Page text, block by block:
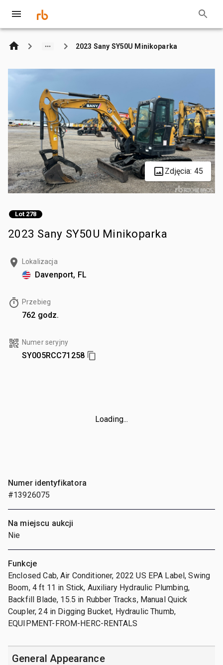
2023 Sany SY50U Minikoparka
Zdjęcia: 45
Lot 278
2023 Sany SY50U Minikoparka
Lokalizacja
Davenport, FL
Przebieg
762 godz.
Numer seryjny
SY005RCC71258
Loading...
Numer identyfikatora
#13926075
Na miejscu aukcji
Nie
Funkcje
Enclosed Cab, Air Conditioner, 2022 US EPA Label, Swing
Boom, 4 ft 11 in Stick, Auxiliary Hydraulic Plumbing,
Backfill Blade, 15.5 in Rubber Tracks, Manual Quick
Coupler, 24 in Digging Bucket, Hydraulic Thumb,
EQUIPMENT-FROM-HERC-RENTALS
General Appearance